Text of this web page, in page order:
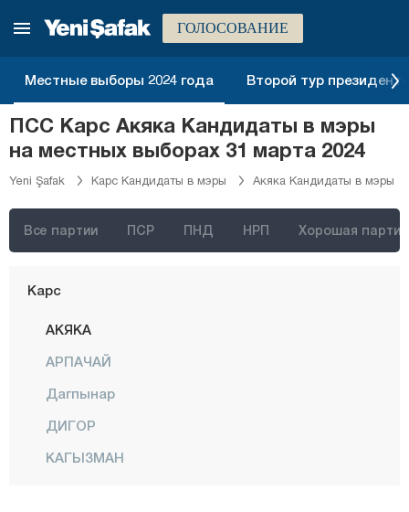
ГОЛОСОВАНИЕ
Местные выборы 2024 года Второй тур
ПСС Карс Акяка Кандидаты в мэры
на местных выборах 31 марта 2024
Yeni Şafak Карс Кандидаты в мэры Акяка Кандидаты в мэры
Все партии ПСР ПНД НРП Хорошая партия
Гюмюшхане
Хаккяри
Хатай
Ыгдыр
Ыспарта
Кахраманмараш
Караман
Карс
АКЯКА
АРПАЧАЙ
Дагпынар
ДИГОР
КАГЫЗМАН